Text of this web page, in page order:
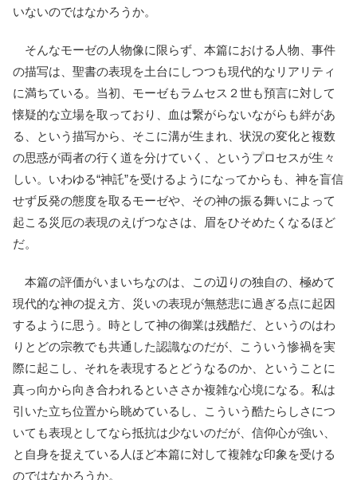
いないのではなかろうか。
そんなモーゼの人物像に限らず、本篇における人物、事件
の描写は、聖書の表現を土台にしつつも現代的なリアリティ
に満ちている。当初、モーゼもラムセス２世も預言に対して
懐疑的な立場を取っており、血は繋がらないながらも絆があ
る、という描写から、そこに溝が生まれ、状況の変化と複数
の思惑が両者の行く道を分けていく、というプロセスが生々
しい。いわゆる“神託”を受けるようになってからも、神を盲信
せず反発の態度を取るモーゼや、その神の振る舞いによって
起こる災厄の表現のえげつなさは、眉をひそめたくなるほど
だ。
本篇の評価がいまいちなのは、この辺りの独自の、極めて
現代的な神の捉え方、災いの表現が無慈悲に過ぎる点に起因
するように思う。時として神の御業は残酷だ、というのはわ
りとどの宗教でも共通した認識なのだが、こういう惨禍を実
際に起こし、それを表現するとどうなるのか、ということに
真っ向から向き合われるといささか複雑な心境になる。私は
引いた立ち位置から眺めているし、こういう酷たらしさにつ
いても表現としてなら抵抗は少ないのだが、信仰心が強い、
と自身を捉えている人ほど本篇に対して複雑な印象を受ける
のではなかろうか。